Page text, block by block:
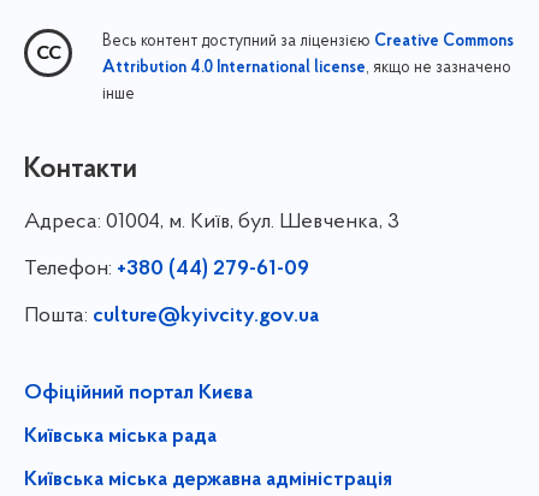
Весь контент доступний за ліцензією Creative Commons
Attribution 4.0 International license, якщо не зазначено
інше
Контакти
Адреса: 01004, м. Київ, бул. Шевченка, 3
Телефон: +380 (44) 279-61-09
Пошта: culture@kyivcity.gov.ua
Офіційний портал Києва
Київська міська рада
Київська міська державна адміністрація